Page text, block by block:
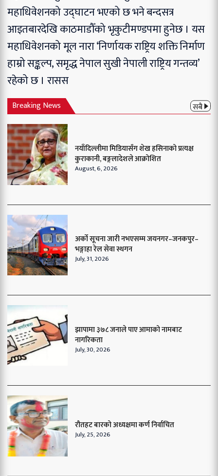
महाधिवेशनको उद्घाटन भएको छ भने बन्दसत्र
आइतबारदेखि काठमाडौँको भृकुटीमण्डपमा हुनेछ । यस
महाधिवेशनको मूल नारा ‘निर्णायक राष्ट्रिय शक्ति निर्माण
हाम्रो सङ्कल्प, समृद्ध नेपाल सुखी नेपाली राष्ट्रिय गन्तव्य’
रहेको छ । रासस
Breaking News सबै
नयाँदिल्लीमा मिडियासँग शेख हसिनाको प्रत्यक्ष
कुराकानी, बङ्गलादेशले आक्रोशित
August, 6, 2026
अर्को सूचना जारी नभएसम्म जयनगर–जनकपुर–
भङ्गाहा रेल सेवा स्थगन
July, 31, 2026
झापामा ३७८ जनाले पाए आमाको नामबाट
नागरिकता
July, 30, 2026
रौतहट बारको अध्यक्षमा कर्ण निर्वाचित
July, 25, 2026